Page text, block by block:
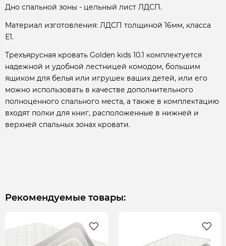
Дно спальной зоны - цельный лист ЛДСП.
Материал изготовления: ЛДСП толщиной 16мм, класса
Е1.
Трехъярусная кровать Golden kids 10.1 комплектуется
надежной и удобной лестницей комодом, большим
ящиком для белья или игрушек ваших детей, или его
можно использовать в качестве дополнительного
полноценного спального места, а также в комплектацию
входят полки для книг, расположенные в нижней и
верхней спальных зонах кровати.
Рекомендуемые товары: